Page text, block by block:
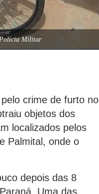
Militar
crime de furto no
objetos dos
localizados pelos
Palmital, onde o
depois das 8
Uma das